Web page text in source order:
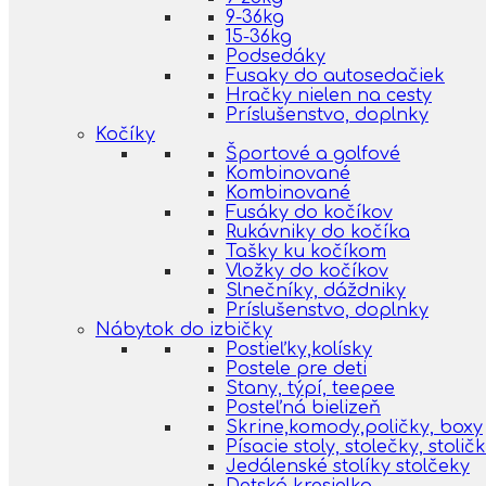
9-36kg
15-36kg
Podsedáky
Fusaky do autosedačiek
Hračky nielen na cesty
Príslušenstvo, doplnky
Kočíky
Športové a golfové
Kombinované
Kombinované
Fusáky do kočíkov
Rukávniky do kočíka
Tašky ku kočíkom
Vložky do kočíkov
Slnečníky, dáždniky
Príslušenstvo, doplnky
Nábytok do izbičky
Postieľky,kolísky
Postele pre deti
Stany, týpí, teepee
Posteľná bielizeň
Skrine,komody,poličky, boxy
Písacie stoly, stolečky,
Jedálenské stolíky stolčeky